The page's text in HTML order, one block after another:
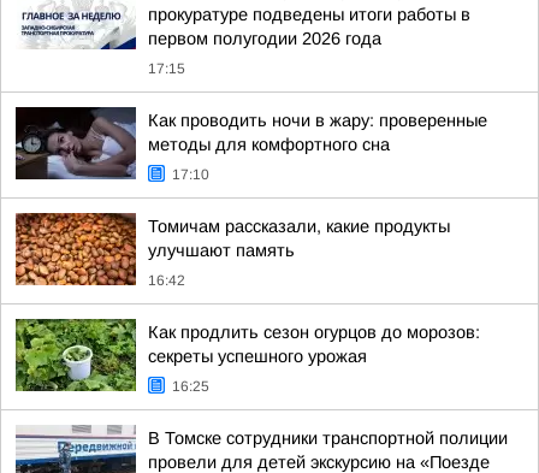
прокуратуре подведены итоги работы в
первом полугодии 2026 года
17:15
Как проводить ночи в жару: проверенные
методы для комфортного сна
17:10
Томичам рассказали, какие продукты
улучшают память
16:42
Как продлить сезон огурцов до морозов:
секреты успешного урожая
16:25
В Томске сотрудники транспортной полиции
провели для детей экскурсию на «Поезде